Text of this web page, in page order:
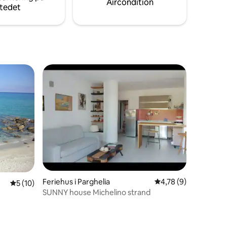
Aircondition
omtaler
5 ud af 5 i gennemsnitlig bedømmelse, 10 omtaler
5 (10)
Feriehus i Parghelia 4,78 ud af 5 i
4,78 (9)
SUNNY house Michelino strand